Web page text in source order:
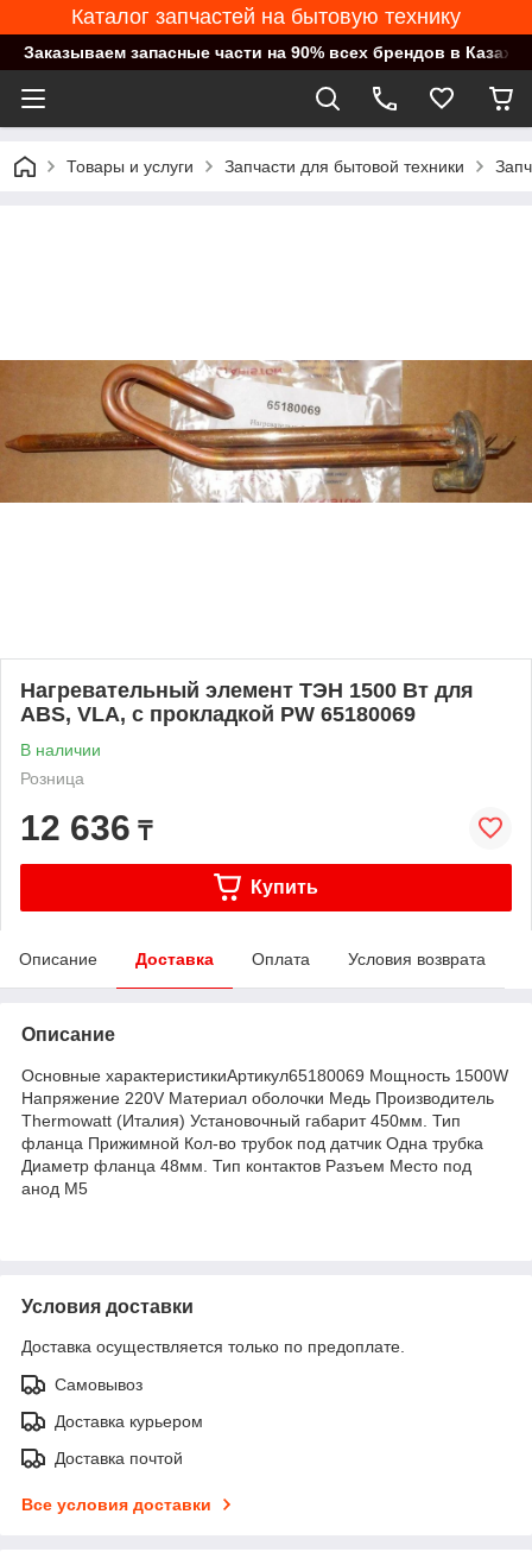
Каталог запчастей на бытовую технику
Заказываем запасные части на 90% всех брендов в
Товары и услуги Запчасти для бытовой техники
Нагревательный элемент ТЭН 1500 Вт для
ABS, VLA, с прокладкой PW 65180069
В наличии
Розница
12 636 ₸
Купить
Описание Доставка Оплата Условия возврата
Описание
Основные характеристикиАртикул65180069 Мощность 1500W
Напряжение 220V Материал оболочки Медь Производитель
Thermowatt (Италия) Установочный габарит 450мм. Тип
фланца Прижимной Кол-во трубок под датчик Одна трубка
Диаметр фланца 48мм. Тип контактов Разъем Место под
анод М5
Условия доставки
Доставка осуществляется только по предоплате.
Самовывоз
Доставка курьером
Доставка почтой
Все условия доставки